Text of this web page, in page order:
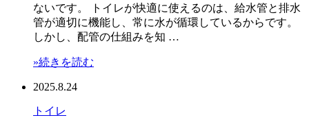
ないです。 トイレが快適に使えるのは、給水管と排水
管が適切に機能し、常に水が循環しているからです。
しかし、配管の仕組みを知 …
»続きを読む
2025.8.24
トイレ